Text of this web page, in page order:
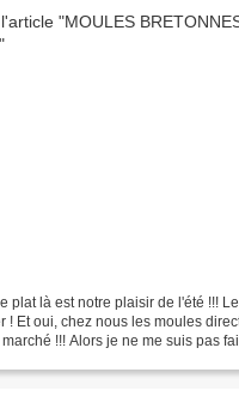
plat là est notre plaisir de l'été !!!
! Et oui, chez nous les moules
!!! Alors je ne me suis pas